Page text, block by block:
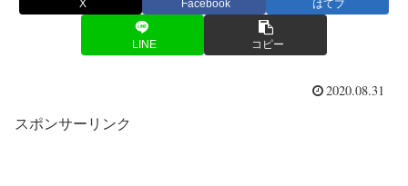
X Facebook はてブ
LINE コピー
2020.08.31
スポンサーリンク